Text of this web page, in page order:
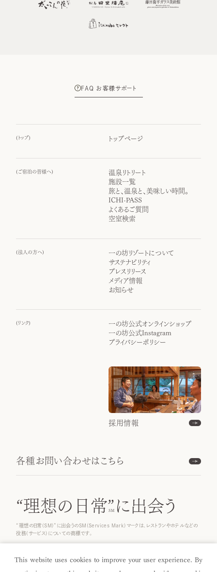
FAQ お客様サポート
( トップ) トップページ
( ご宿泊の皆様へ)
温泉リトリート
施設一覧
旅と、温泉と、美味しい時間。
ICHI-PASS
よくあるご質問
空室検索
(法人の方へ)
一の坊リゾートについて
サステナビリティ
プレスリリース
メディア情報
お知らせ
( リンク)
一の坊公式オンラインショップ
一の坊公式Instagram
プライバシーポリシー
採用情報
各種お問い合わせはこちら
“理想の日常”に出会う
“理想の日常(SM)”に出会うのSM(Services Mark)マークは、レストランやホテルなどの
役務(サービス)についての商標です。
This website uses cookies to improve your user experience. By